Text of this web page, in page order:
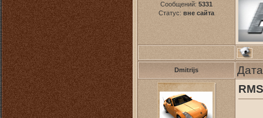
Сообщений: 5331
Статус: вне сайта
Dmitrijs
RMS